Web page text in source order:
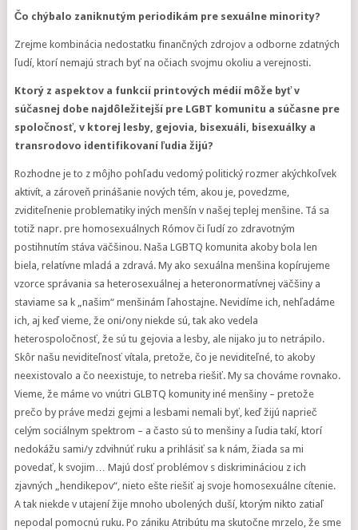
Čo chýbalo zaniknutým periodikám pre sexuálne minority?
Zrejme kombinácia nedostatku finančných zdrojov a odborne zdatných
ľudí, ktorí nemajú strach byť na očiach svojmu okoliu a verejnosti.
Ktorý z aspektov a funkcií printových médií môže byť v
súčasnej dobe najdôležitejší pre LGBT komunitu a súčasne pre
spoločnosť, v ktorej lesby, gejovia, bisexuáli, bisexuálky a
transrodovo identifikovaní ľudia žijú?
Rozhodne je to z môjho pohľadu vedomý politický rozmer akýchkoľvek
aktivít, a zároveň prinášanie nových tém, akou je, povedzme,
zviditeľnenie problematiky iných menšín v našej teplej menšine. Tá sa
totiž napr. pre homosexuálnych Rómov či ľudí zo zdravotným
postihnutím stáva väčšinou. Naša LGBTQ komunita akoby bola len
biela, relatívne mladá a zdravá. My ako sexuálna menšina kopírujeme
vzorce správania sa heterosexuálnej a heteronormatívnej väčšiny a
staviame sa k „našim“ menšinám ľahostajne. Nevidíme ich, nehľadáme
ich, aj keď vieme, že oni/ony niekde sú, tak ako vedela
heterospoločnosť, že sú tu gejovia a lesby, ale nijako ju to netrápilo.
Skôr našu neviditeľnosť vítala, pretože, čo je neviditeľné, to akoby
neexistovalo a čo neexistuje, to netreba riešiť. My sa chováme rovnako.
Vieme, že máme vo vnútri GLBTQ komunity iné menšiny – pretože
prečo by práve medzi gejmi a lesbami nemali byť, keď žijú naprieč
celým sociálnym spektrom – a často sú to menšiny a ľudia takí, ktorí
nedokážu sami/y zdvihnúť ruku a prihlásiť sa k nám, žiada sa mi
povedať, k svojim… Majú dosť problémov s diskrimináciou z ich
zjavných „hendikepov“, nieto ešte riešiť aj svoje homosexuálne cítenie.
A tak niekde v utajení žije mnoho ubolených duší, ktorým nikto zatiaľ
nepodal pomocnú ruku. Po zániku Atribútu ma skutočne mrzelo, že sme